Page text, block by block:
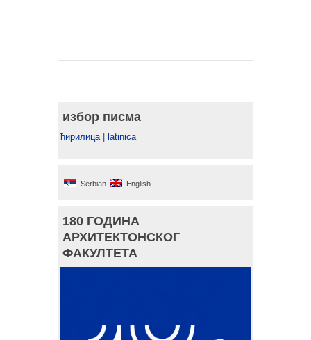
избор писма
ћирилица| latinica
Serbian English
180 ГОДИНА
АРХИТЕКТОНСКОГ
ФАКУЛТЕТА